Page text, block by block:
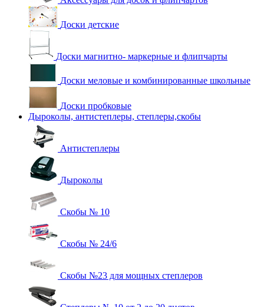
Доски детские
Доски магнитно- маркерные и флипчарты
Доски меловые и комбинированные школьные
Доски пробковые
Дыроколы, антистеплеры, степлеры,скобы
Антистеплеры
Дыроколы
Скобы № 10
Скобы № 24/6
Скобы №23 для мощных степлеров